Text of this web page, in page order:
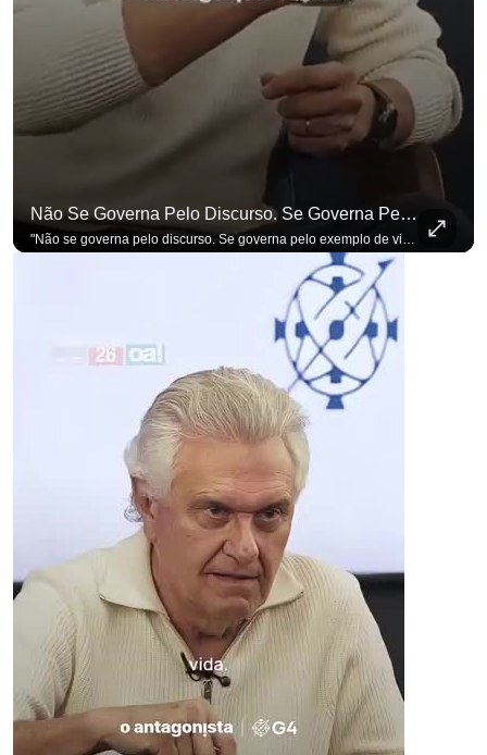
Não Se Governa Pelo Discurso. Se Governa Pelo Exemplo De Vida", Alfineta Ronaldo Caiado